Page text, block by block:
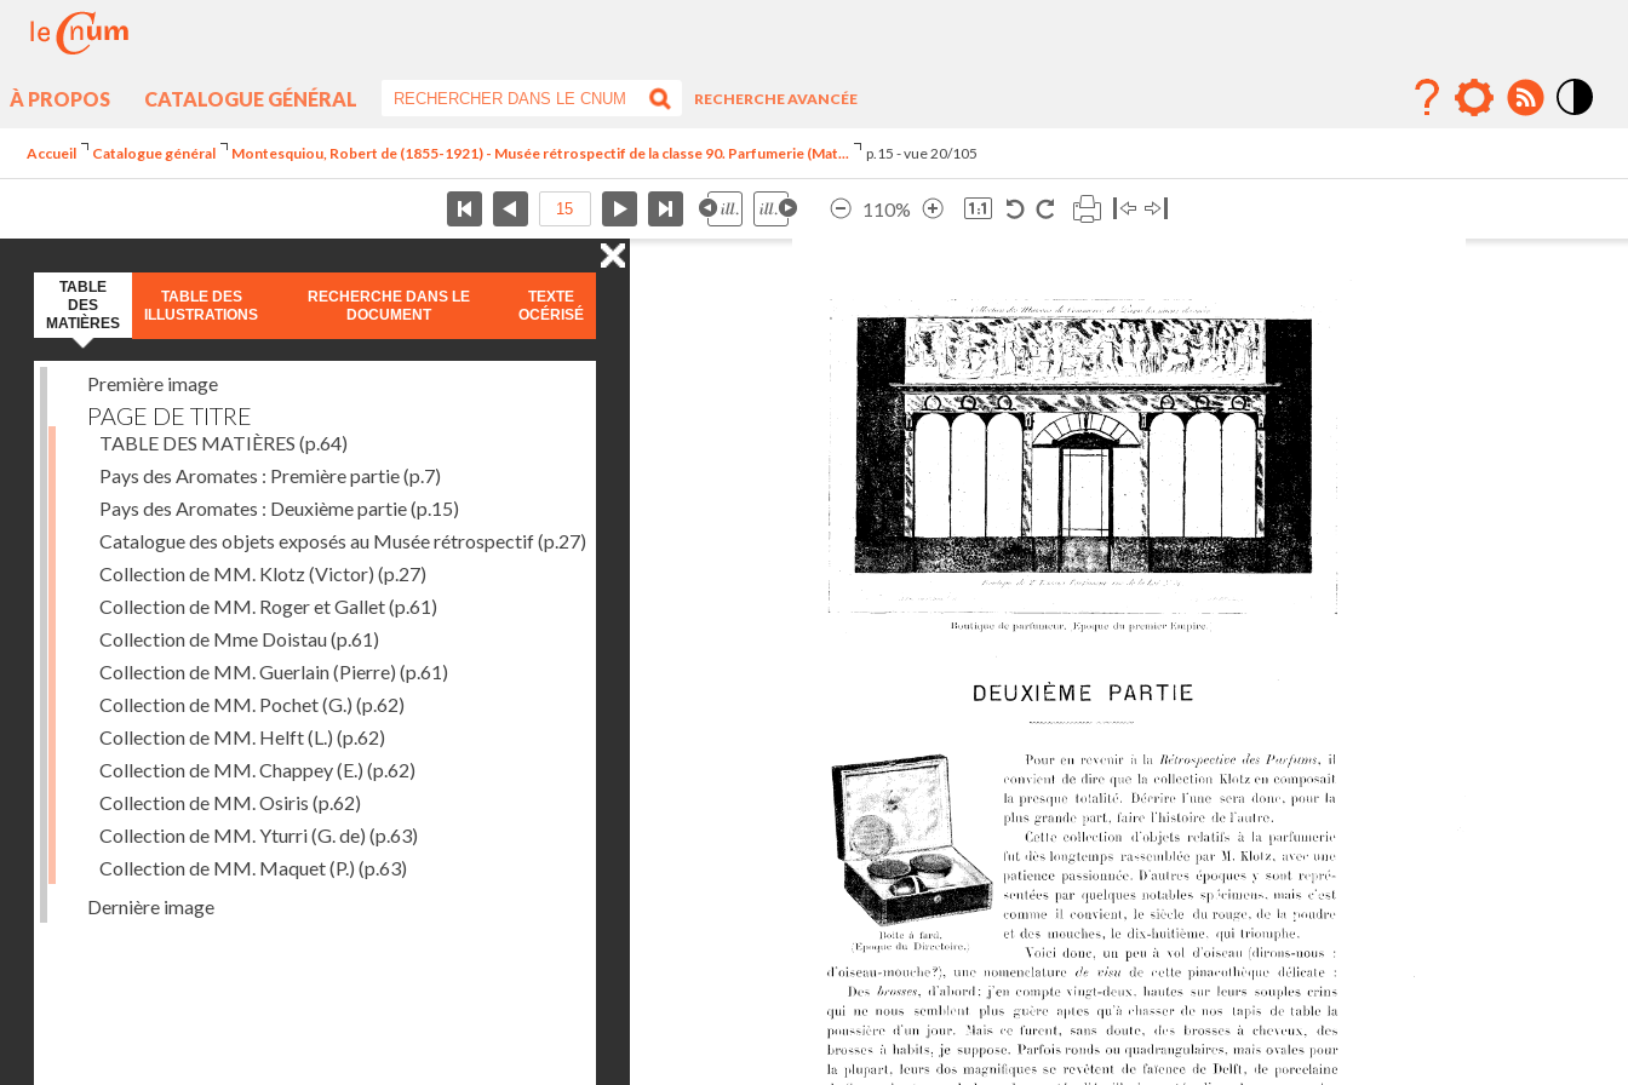
À PROPOS CATALOGUE GÉNÉRAL
RECHERCHE AVANCÉE
Accueil Catalogue général Montesquiou, Robert de (1855-1921) - Musée rétrospectif de la classe 90. Parfumerie (Mat... p.15 - vue 20/105
110%
TABLE
DES
MATIÈRES
TABLE DES
ILLUSTRATIONS
RECHERCHE DANS LE
DOCUMENT
TEXTE
OCÉRISÉ
Première image
PAGE DE TITRE
TABLE DES MATIÈRES (p.64)
Pays des Aromates : Première partie(p.7)
Pays des Aromates : Deuxième partie(p.15)
Catalogue des objets exposés au Musée rétrospectif(p.27)
Collection de MM. Klotz (Victor) (p.27)
Collection de MM. Roger et Gallet(p.61)
Collection de Mme Doistau(p.61)
Collection de MM. Guerlain (Pierre) (p.61)
Collection de MM. Pochet (G.) (p.62)
Collection de MM. Helft (L.) (p.62)
Collection de MM. Chappey (E.) (p.62)
Collection de MM. Osiris (p.62)
Collection de MM. Yturri (G. de) (p.63)
Collection de MM. Maquet (P.) (p.63)
Dernière image